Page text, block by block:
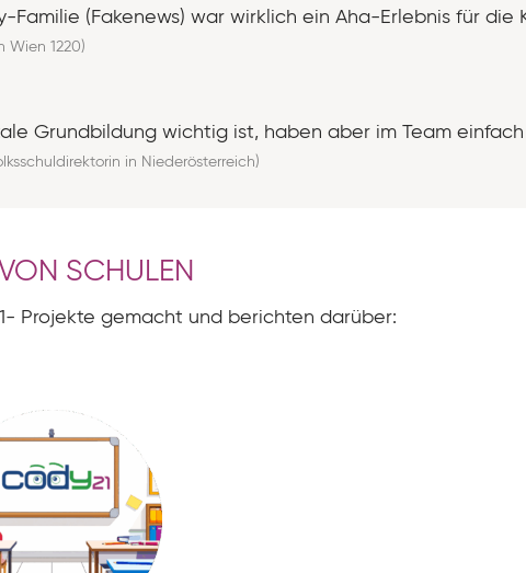
(Fakenews) war wirklich ein Aha-Erlebnis für die
Wien 1220)
Grundbildung wichtig ist, haben aber im Team
in Niederösterreich)
SCHULEN
Projekte gemacht und berichten darüber: